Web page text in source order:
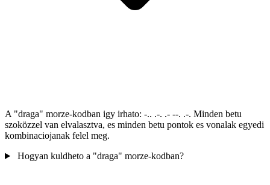
A "draga" morze-kodban igy irhato: -.. .-. .- --. .-. Minden betu
szoközzel van elvalasztva, es minden betu pontok es vonalak egyedi
kombinaciojanak felel meg.
Hogyan kuldheto a "draga" morze-kodban?